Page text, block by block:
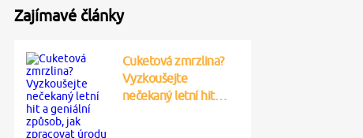
Zajímavé články
Cuketová zmrzlina?
Vyzkoušejte
nečekaný letní hit…